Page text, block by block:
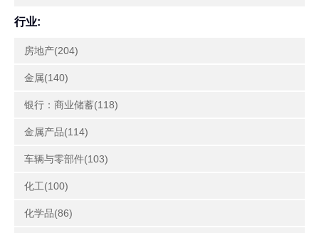
行业:
房地产(204)
金属(140)
银行：商业储蓄(118)
金属产品(114)
车辆与零部件(103)
化工(100)
化学品(86)